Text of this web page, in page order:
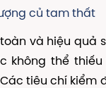
củ tam thất
và hiệu quả
không thể thiếu
tiêu chí kiểm